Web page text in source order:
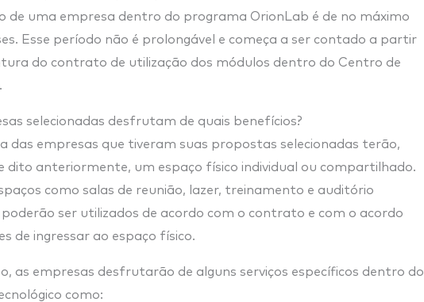
de uma empresa dentro do programa OrionLab é de no máximo
Esse período não é prolongável e começa a ser contado a partir
do contrato de utilização dos módulos dentro do Centro de
selecionadas desfrutam de quais benefícios?
das empresas que tiveram suas propostas selecionadas terão,
dito anteriormente, um espaço físico individual ou compartilhado.
como salas de reunião, lazer, treinamento e auditório
ser utilizados de acordo com o contrato e com o acordo
de ingressar ao espaço físico.
as empresas desfrutarão de alguns serviços específicos dentro do
como: